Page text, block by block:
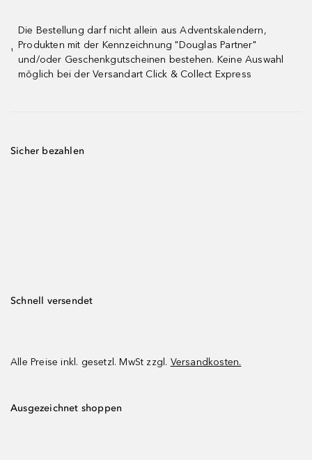
¹
Die Bestellung darf nicht allein aus Adventskalendern,
Produkten mit der Kennzeichnung "Douglas Partner"
und/oder Geschenkgutscheinen bestehen. Keine Auswahl
möglich bei der Versandart Click & Collect Express
Sicher bezahlen
Schnell versendet
Alle Preise inkl. gesetzl. MwSt zzgl. Versandkosten.
Ausgezeichnet shoppen